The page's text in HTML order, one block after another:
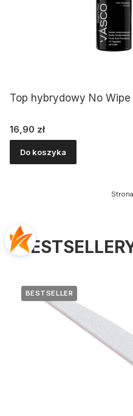
Top hybrydowy No Wipe
Cena
16,90 zł
Do koszyka
Strona
BESTSELLER